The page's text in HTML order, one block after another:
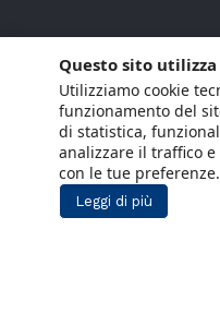
Copyright © 2021 ANCE.
Privacy
Arianna Net
Cookie Policy
Arianna CE
Gestisci cookie
Social Media Policy
Questo sito
Utilizziamo cookie
funzionamento del
di statistica,
analizzare il traffico
con le tue preferenze.
Leggi di più